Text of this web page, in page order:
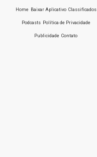
Home Baixar Aplicativo Classificados
Podcasts Política de Privacidade
Publicidade Contato